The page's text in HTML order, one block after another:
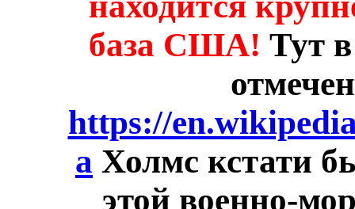
база США! Тут
https://
a Холмс кстати
этой военно-